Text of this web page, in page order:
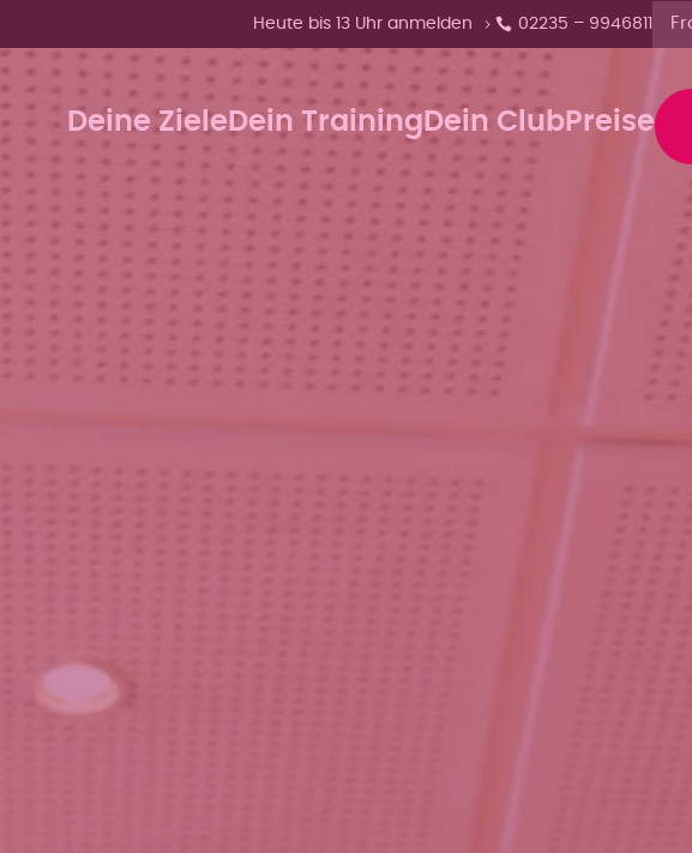
Heute bis 13 Uhr anmelden
Zeige Menü-Unterpunkte von 'Heute bis 13 Uhr
02235 – 9946811
Deine Ziele Dein Training Dein Club Preise